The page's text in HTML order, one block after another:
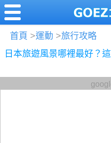
首頁 >運動 >旅行攻略
日本旅遊風景哪裡最好？